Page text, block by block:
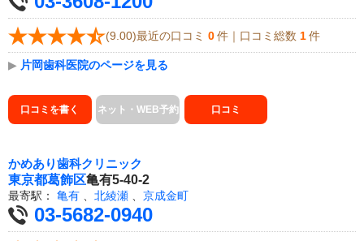
(9.00)最近の口コミ 0 件｜口コミ総数 1 件
▶ 片岡歯科医院のページを見る
口コミを書く ネット・WEB予約 口コミ
かめあり歯科クリニック
東京都葛飾区亀有5-40-2
最寄駅： 亀有 北綾瀬 京成金町
03-5682-0940